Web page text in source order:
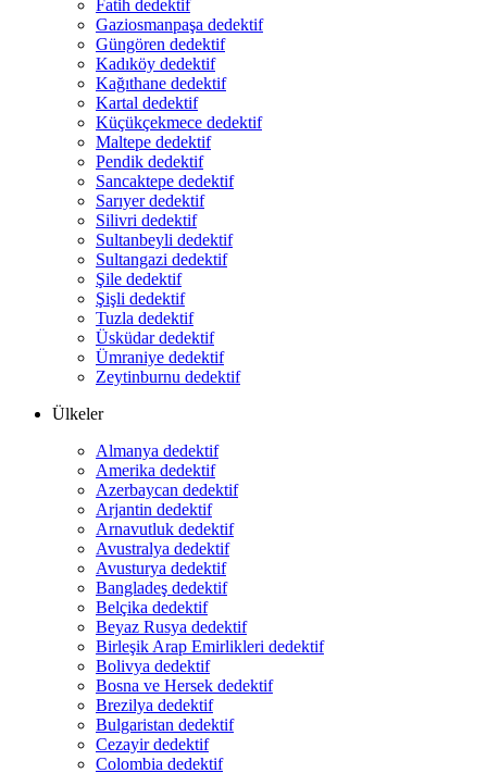
Fatih dedektif
Gaziosmanpaşa dedektif
Güngören dedektif
Kadıköy dedektif
Kağıthane dedektif
Kartal dedektif
Küçükçekmece dedektif
Maltepe dedektif
Pendik dedektif
Sancaktepe dedektif
Sarıyer dedektif
Silivri dedektif
Sultanbeyli dedektif
Sultangazi dedektif
Şile dedektif
Şişli dedektif
Tuzla dedektif
Üsküdar dedektif
Ümraniye dedektif
Zeytinburnu dedektif
Ülkeler
Almanya dedektif
Amerika dedektif
Azerbaycan dedektif
Arjantin dedektif
Arnavutluk dedektif
Avustralya dedektif
Avusturya dedektif
Bangladeş dedektif
Belçika dedektif
Beyaz Rusya dedektif
Birleşik Arap Emirlikleri dedektif
Bolivya dedektif
Bosna ve Hersek dedektif
Brezilya dedektif
Bulgaristan dedektif
Cezayir dedektif
Colombia dedektif